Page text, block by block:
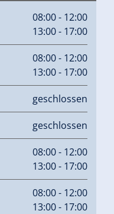
08:00 - 12:00
13:00 - 17:00
08:00 - 12:00
13:00 - 17:00
geschlossen
geschlossen
08:00 - 12:00
13:00 - 17:00
08:00 - 12:00
13:00 - 17:00